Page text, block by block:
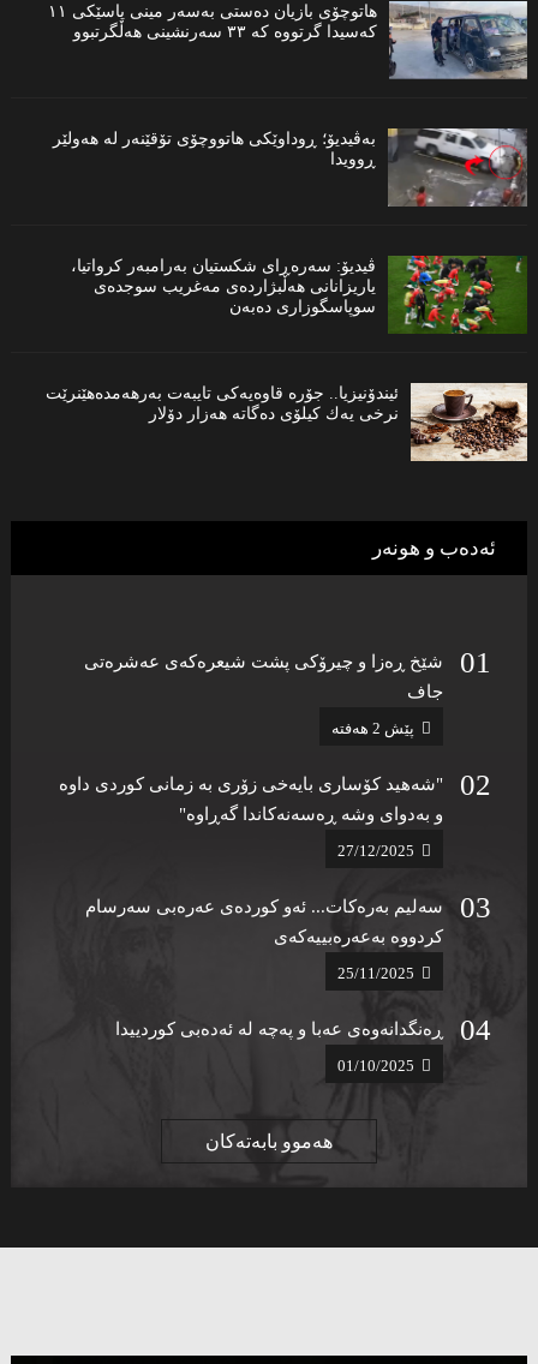
هاتوچۆی بازیان دەستی بەسەر مینی پاسێكی ١١
کەسیدا گرتووە کە ٣٣ سەرنشینی هەڵگرتبوو
بەڤیدیۆ؛ ڕوداوێکی هاتووچۆی تۆقێنەر لە هەولێر
ڕوویدا
ڤیدیۆ: سەرەڕای شکستیان بەرامبەر کرواتیا،
یاریزانانی هەڵبژاردەى مەغریب سوجدەى
سوپاسگوزاری دەبەن
ئیندۆنیزیا.. جۆره‌ قاوه‌یه‌كی تایبه‌ت به‌رهه‌مدەهێنرێت
نرخی یه‌ك كیلۆی ده‌گاته‌ هه‌زار دۆلار
ئەدەب و هونەر
شێخ ڕەزا و چیرۆکى پشت شیعرەکەى عەشرەتى
جاف
پێش 2 هەفتە
"شەهید كۆساری بایەخی زۆری بە زمانی كوردی داوە
و بەدوای وشە ڕەسەنەكاندا گەڕاوە"
27/12/2025
سەلیم بەرەکات... ئەو کوردەی عەرەبی سەرسام
کردووە بەعەرەبییەکەی
25/11/2025
ڕەنگدانەوەی عەبا و پەچە لە ئەدەبی کوردییدا
01/10/2025
هەموو بابەتەکان